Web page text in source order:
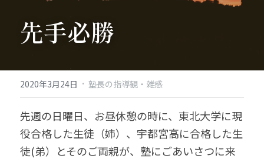
先手必勝
2020年3月24日 · 塾長の指導観・雑感
先週の日曜日、お昼休憩の時に、東北大学に現
役合格した生徒（姉）、宇都宮高に合格した生
徒(弟）とそのご両親が、塾にごあいさつに来